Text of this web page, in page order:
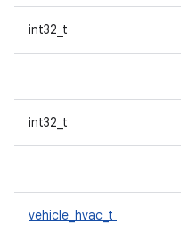
int32_t
int32_t
vehicle_hvac_t